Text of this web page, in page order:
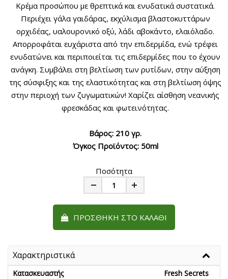
Κρέμα προσώπου με θρεπτικά και ενυδατικά συστατικά.
Περιέχει γάλα γαιδάρας, εκχύλισμα βλαστοκυττάρων
ορχιδέας, υαλουρονικό οξύ, λάδι αβοκάντο, ελαιόλαδο.
Απορροφάται ευχάριστα από την επιδερμίδα, ενώ τρέφει
ενυδατώνει και περιποιείται τις επιδερμίδες που το έχουν
ανάγκη. Συμβάλει στη βελτίωση των ρυτίδων, στην αύξηση
της σύσφιξης και της ελαστικότητας και στη βελτίωση όψης
στην περιοχή των ζυγωματικών! Χαρίζει αίσθηση νεανικής
φρεσκάδας και φωτεινότητας.
Βάρος: 210 γρ.
Όγκος Προϊόντος: 50ml
Ποσότητα
Plus
ΠΡΟΣΘΉΚΗ ΣΤΟ ΚΑΛΆΘΙ
Χαρακτηριστικά
Κατασκευαστής Fresh Secrets